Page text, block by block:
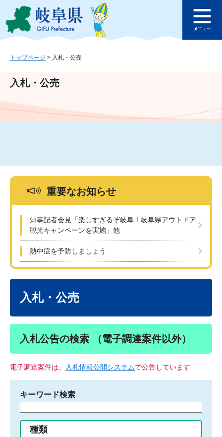
ジ
ュ
文
このページの本文へ
ュ
トップページ > 入札・公売
入札・公売
重要なお知らせ
知事記者会見「楽しすぎるぞ岐阜！岐阜県アウトドア
観光キャンペーンを実施」他
熱中症を予防しましょう
入札・公売
入札公告の検索 （電子調達案件以外）
電子調達案件は、 入札情報公開システムで公告しています
キーワード検索
種類